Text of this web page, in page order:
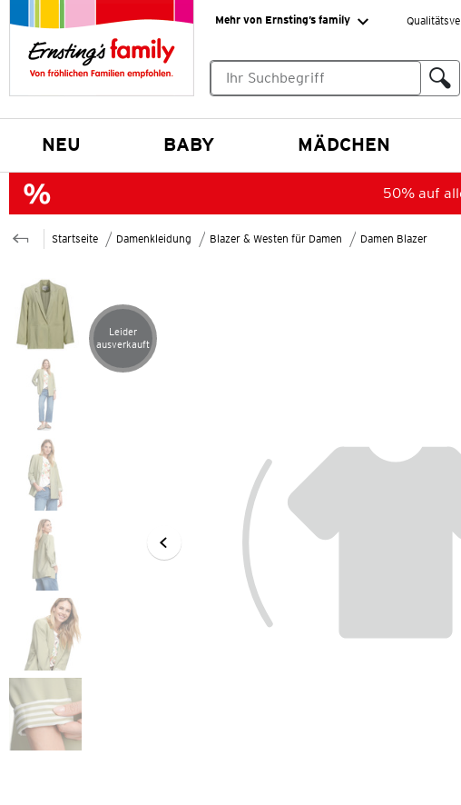
Mehr von Ernsting’s family
NEU BABY MÄDCHEN
50% auf
Startseite Damenkleidung Blazer & Westen für Damen Damen Blazer
Artikel leider ausverkauft
Leider
ausverkauft